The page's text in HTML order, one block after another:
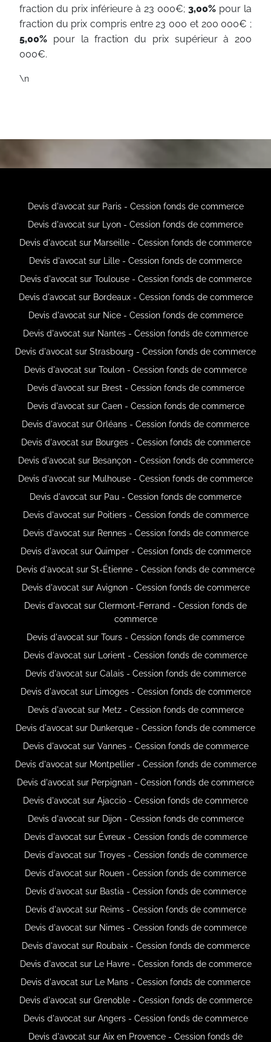
fraction du prix inférieure à 23 000€; 3,00% pour la
fraction du prix compris entre 23 000 et 200 000€ ;
5,00% pour la fraction du prix supérieur à 200
000€.
\n
Devis d'avocat sur Paris - Cession fonds de commerce
Devis d'avocat sur Lyon - Cession fonds de commerce
Devis d'avocat sur Marseille - Cession fonds de commerce
Devis d'avocat sur Lille - Cession fonds de commerce
Devis d'avocat sur Toulouse - Cession fonds de commerce
Devis d'avocat sur Bordeaux - Cession fonds de commerce
Devis d'avocat sur Nice - Cession fonds de commerce
Devis d'avocat sur Nantes - Cession fonds de commerce
Devis d'avocat sur Strasbourg - Cession fonds de commerce
Devis d'avocat sur Toulon - Cession fonds de commerce
Devis d'avocat sur Brest - Cession fonds de commerce
Devis d'avocat sur Caen - Cession fonds de commerce
Devis d'avocat sur Orléans - Cession fonds de commerce
Devis d'avocat sur Bourges - Cession fonds de commerce
Devis d'avocat sur Besançon - Cession fonds de commerce
Devis d'avocat sur Mulhouse - Cession fonds de commerce
Devis d'avocat sur Pau - Cession fonds de commerce
Devis d'avocat sur Poitiers - Cession fonds de commerce
Devis d'avocat sur Rennes - Cession fonds de commerce
Devis d'avocat sur Quimper - Cession fonds de commerce
Devis d'avocat sur St-Étienne - Cession fonds de commerce
Devis d'avocat sur Avignon - Cession fonds de commerce
Devis d'avocat sur Clermont-Ferrand - Cession fonds de
commerce
Devis d'avocat sur Tours - Cession fonds de commerce
Devis d'avocat sur Lorient - Cession fonds de commerce
Devis d'avocat sur Calais - Cession fonds de commerce
Devis d'avocat sur Limoges - Cession fonds de commerce
Devis d'avocat sur Metz - Cession fonds de commerce
Devis d'avocat sur Dunkerque - Cession fonds de commerce
Devis d'avocat sur Vannes - Cession fonds de commerce
Devis d'avocat sur Montpellier - Cession fonds de commerce
Devis d'avocat sur Perpignan - Cession fonds de commerce
Devis d'avocat sur Ajaccio - Cession fonds de commerce
Devis d'avocat sur Dijon - Cession fonds de commerce
Devis d'avocat sur Évreux - Cession fonds de commerce
Devis d'avocat sur Troyes - Cession fonds de commerce
Devis d'avocat sur Rouen - Cession fonds de commerce
Devis d'avocat sur Bastia - Cession fonds de commerce
Devis d'avocat sur Reims - Cession fonds de commerce
Devis d'avocat sur Nimes - Cession fonds de commerce
Devis d'avocat sur Roubaix - Cession fonds de commerce
Devis d'avocat sur Le Havre - Cession fonds de commerce
Devis d'avocat sur Le Mans - Cession fonds de commerce
Devis d'avocat sur Grenoble - Cession fonds de commerce
Devis d'avocat sur Angers - Cession fonds de commerce
Devis d'avocat sur Aix en Provence - Cession fonds de